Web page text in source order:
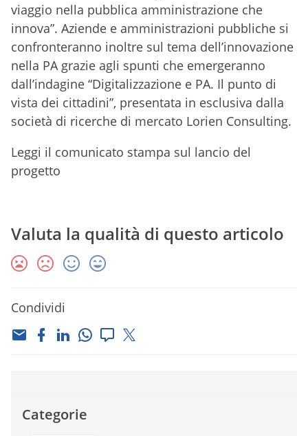
viaggio nella pubblica amministrazione che
innova”. Aziende e amministrazioni pubbliche si
confronteranno inoltre sul tema dell’innovazione
nella PA grazie agli spunti che emergeranno
dall’indagine “Digitalizzazione e PA. Il punto di
vista dei cittadini”, presentata in esclusiva dalla
società di ricerche di mercato Lorien Consulting.
Leggi il comunicato stampa sul lancio del
progetto
Valuta la qualità di questo articolo
Condividi
Categorie